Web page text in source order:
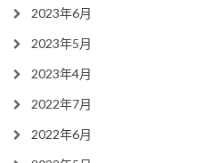
2023年6月
2023年5月
2023年4月
2022年7月
2022年6月